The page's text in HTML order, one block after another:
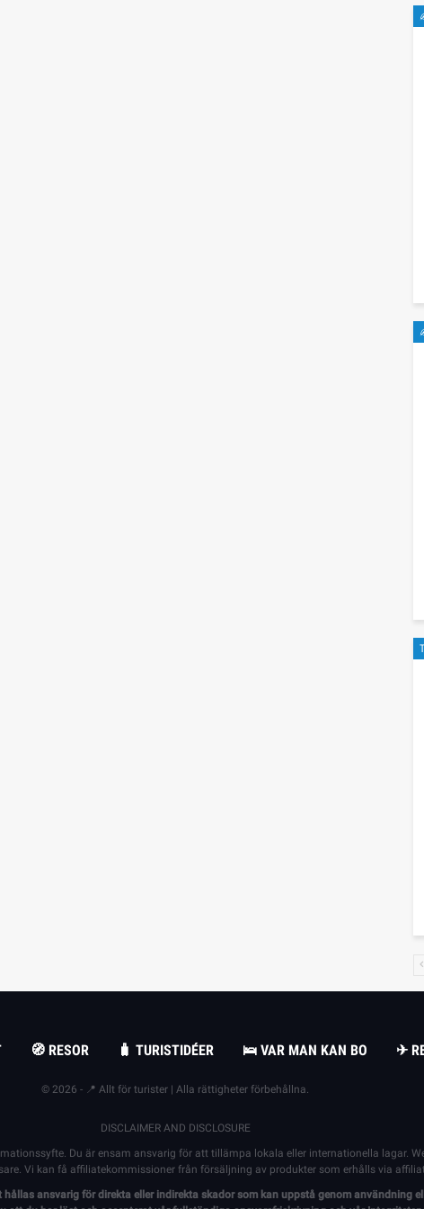
🧭 RESOR 🧳 TURISTIDÉER 🛌 VAR MAN KAN BO ✈
© 2026 - 📍 Allt för turister | Alla rättigheter förbehållna.
DISCLAIMER AND DISCLOSURE
Du är ensam ansvarig för att tillämpa lokala eller internationella lagar.
Vi kan få affiliatekommissioner från försäljning av produkter som erhålls via
ansvarig för direkta eller indirekta skador som kan uppstå genom användning